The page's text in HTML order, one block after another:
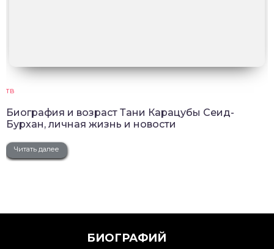
ТВ
Биография и возраст Тани Карацубы Сеид-
Бурхан, личная жизнь и новости
Читать далее
БИОГРАФИЙ